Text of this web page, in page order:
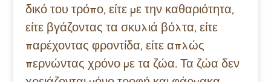
δικό του τρόπο, είτε με την καθαριότητα,
είτε βγάζοντας τα σκυλιά βόλτα, είτε
παρέχοντας φροντίδα, είτε απλώς
περνώντας χρόνο με τα ζώα. Τα ζώα δεν